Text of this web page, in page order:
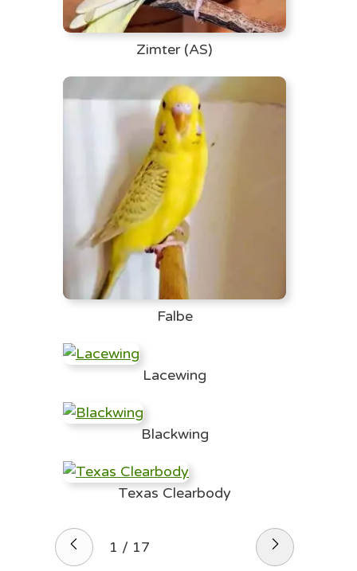
Zimter (AS)
Falbe
Lacewing
Blackwing
Texas Clearbody
1 / 17